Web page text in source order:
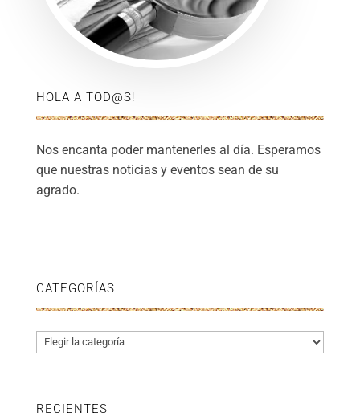
HOLA A TOD@S!
Nos encanta poder mantenerles al día. Esperamos
que nuestras noticias y eventos sean de su
agrado.
CATEGORÍAS
Categorías
RECIENTES